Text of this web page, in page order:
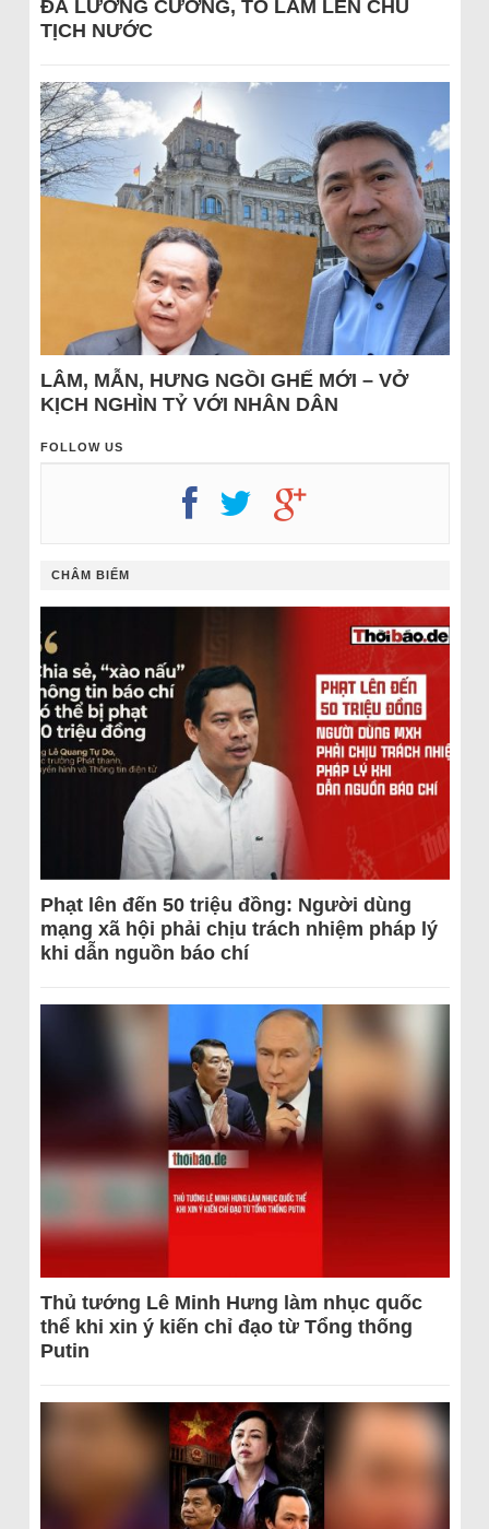
ĐÁ LƯƠNG CƯỜNG, TÔ LÂM LÊN CHỦ
TỊCH NƯỚC
LÂM, MẪN, HƯNG NGỒI GHẾ MỚI – VỞ
KỊCH NGHÌN TỶ VỚI NHÂN DÂN
FOLLOW US
CHÂM BIẾM
Phạt lên đến 50 triệu đồng: Người dùng
mạng xã hội phải chịu trách nhiệm pháp lý
khi dẫn nguồn báo chí
Thủ tướng Lê Minh Hưng làm nhục quốc
thể khi xin ý kiến chỉ đạo từ Tổng thống
Putin